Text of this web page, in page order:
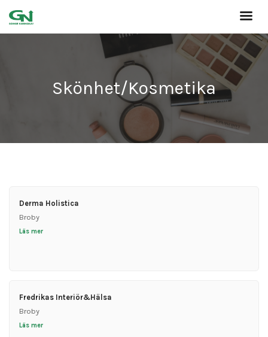
Skönhet/Kosmetika
Derma Holistica
Broby
Läs mer
Fredrikas Interiör&Hälsa
Broby
Läs mer